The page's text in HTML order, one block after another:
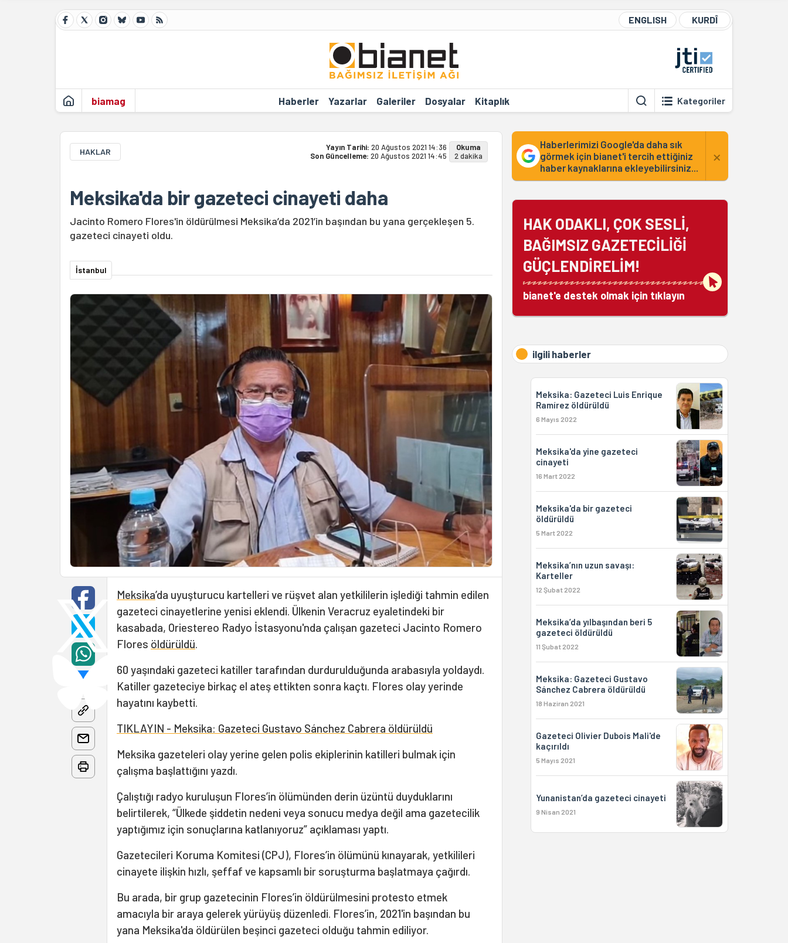
ENGLISH KURDÎ
biamag Haberler Yazarlar Galeriler Dosyalar Kitaplık Kategoriler
HAKLAR Yayın Tarihi: 20 Ağustos 2021 14:36
Son Güncelleme: 20 Ağustos 2021 14:45
Okuma
2 dakika
Meksika'da bir gazeteci cinayeti daha
Jacinto Romero Flores'in öldürülmesi Meksika’da 2021’in başından bu yana gerçekleşen 5.
gazeteci cinayeti oldu.
İstanbul
Meksika’da uyuşturucu kartelleri ve rüşvet alan yetkililerin işlediği tahmin edilen
gazeteci cinayetlerine yenisi eklendi. Ülkenin Veracruz eyaletindeki bir
kasabada, Oriestereo Radyo İstasyonu'nda çalışan gazeteci Jacinto Romero
Flores öldürüldü.
60 yaşındaki gazeteci katiller tarafından durdurulduğunda arabasıyla yoldaydı.
Katiller gazeteciye birkaç el ateş ettikten sonra kaçtı. Flores olay yerinde
hayatını kaybetti.
TIKLAYIN - Meksika: Gazeteci Gustavo Sánchez Cabrera öldürüldü
Meksika gazeteleri olay yerine gelen polis ekiplerinin katilleri bulmak için
çalışma başlattığını yazdı.
Çalıştığı radyo kuruluşun Flores’in ölümünden derin üzüntü duyduklarını
belirtilerek, “Ülkede şiddetin nedeni veya sonucu medya değil ama gazetecilik
yaptığımız için sonuçlarına katlanıyoruz” açıklaması yaptı.
Gazetecileri Koruma Komitesi (CPJ), Flores’in ölümünü kınayarak, yetkilileri
cinayete ilişkin hızlı, şeffaf ve kapsamlı bir soruşturma başlatmaya çağırdı.
Bu arada, bir grup gazetecinin Flores’in öldürülmesini protesto etmek
amacıyla bir araya gelerek yürüyüş düzenledi. Flores’in, 2021'in başından bu
yana Meksika'da öldürülen beşinci gazeteci olduğu tahmin ediliyor.
Haberlerimizi Google'da daha sık
görmek için bianet'i tercih ettiğiniz
haber kaynaklarına ekleyebilirsiniz...
×
HAK ODAKLI, ÇOK SESLİ,
BAĞIMSIZ GAZETECİLİĞİ
GÜÇLENDİRELİM!
bianet'e destek olmak için tıklayın
ilgili haberler
Meksika: Gazeteci Luis Enrique
Ramírez öldürüldü
6 Mayıs 2022
Meksika'da yine gazeteci
cinayeti
16 Mart 2022
Meksika'da bir gazeteci
öldürüldü
5 Mart 2022
Meksika’nın uzun savaşı:
Karteller
12 Şubat 2022
Meksika’da yılbaşından beri 5
gazeteci öldürüldü
11 Şubat 2022
Meksika: Gazeteci Gustavo
Sánchez Cabrera öldürüldü
18 Haziran 2021
Gazeteci Olivier Dubois Mali'de
kaçırıldı
5 Mayıs 2021
Yunanistan’da gazeteci cinayeti
9 Nisan 2021